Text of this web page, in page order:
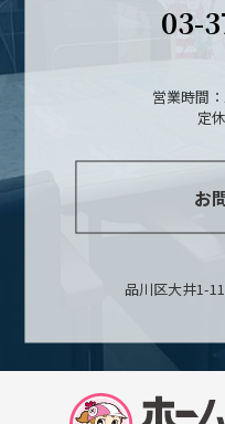
03-
営業時間
定
お
品川区大井1-